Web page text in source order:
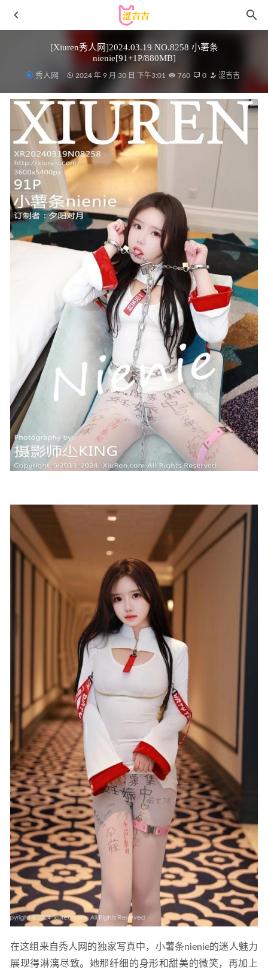
[Xiuren秀人网]2024.03.19 NO.8258 小薯条
nienie[91+1P/880MB]
秀人网 2024 年 9 月 30 日 下午3:01 760 0 涩吉吉
在这组来自秀人网的独家写真中，小薯条nienie的迷人魅力
展现得淋漓尽致。她那纤细的身形和甜美的微笑，再加上
[Ugirls尤果网]爱尤物专辑 NO.2841 心之梦 anna苏拉
[35P/93MB]
2025-05-11
抖娘-利世 – NO.149 美人淋浴[74P-448MB]
Kuuko W – Tifa Swimsuit[33P-172.9M]
2025-10-09
周妍希(周研希) – 微密圈写真&视频合集【持续更新中】
2025-02-02
[Xiuren秀人网]2023.10.09 NO.7481 杨晨晨
Yome[84+1P/609MB]
2024-03-13